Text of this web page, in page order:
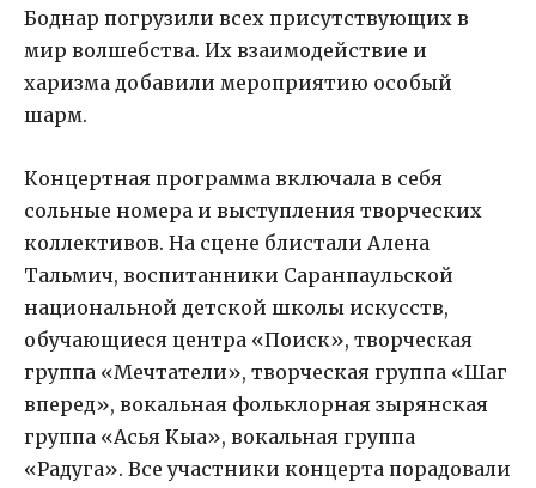
Боднар погрузили всех присутствующих в
мир волшебства. Их взаимодействие и
харизма добавили мероприятию особый
шарм.
Концертная программа включала в себя
сольные номера и выступления творческих
коллективов. На сцене блистали Алена
Тальмич, воспитанники Саранпаульской
национальной детской школы искусств,
обучающиеся центра «Поиск», творческая
группа «Мечтатели», творческая группа «Шаг
вперед», вокальная фольклорная зырянская
группа «Асья Кыа», вокальная группа
«Радуга». Все участники концерта порадовали